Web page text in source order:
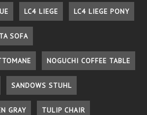
LC4 LIEGE LC4 LIEGE PONY
SOFA
NOGUCHI COFFEE TABLE
SANDOWS STUHL
GRAY TULIP CHAIR